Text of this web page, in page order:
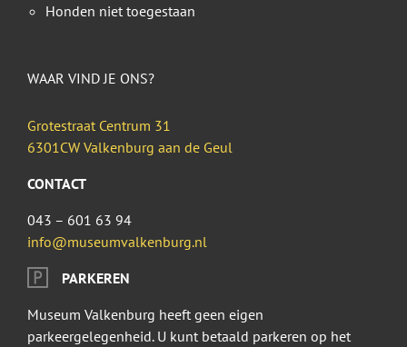
Honden niet toegestaan
WAAR VIND JE ONS?
Grotestraat Centrum 31
6301CW Valkenburg aan de Geul
CONTACT
043 – 601 63 94
info@museumvalkenburg.nl
PARKEREN
Museum Valkenburg heeft geen eigen
parkeergelegenheid. U kunt betaald parkeren op het